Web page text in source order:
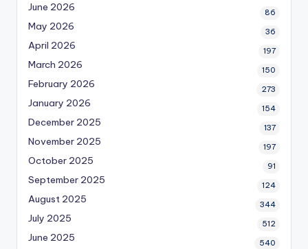
June 2026 86
May 2026 36
April 2026 197
March 2026 150
February 2026 273
January 2026 154
December 2025 137
November 2025 197
October 2025 91
September 2025 124
August 2025 344
July 2025 512
June 2025 540